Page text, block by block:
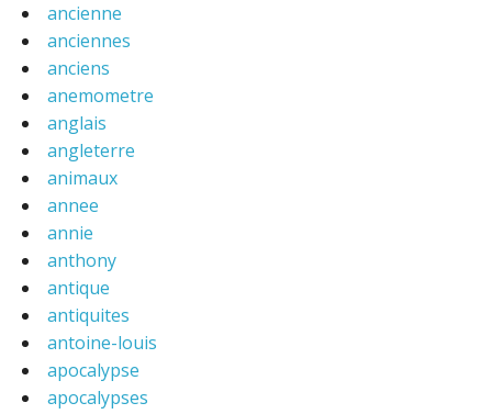
ancienne
anciennes
anciens
anemometre
anglais
angleterre
animaux
annee
annie
anthony
antique
antiquites
antoine-louis
apocalypse
apocalypses